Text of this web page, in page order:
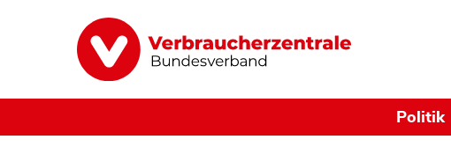
Politik